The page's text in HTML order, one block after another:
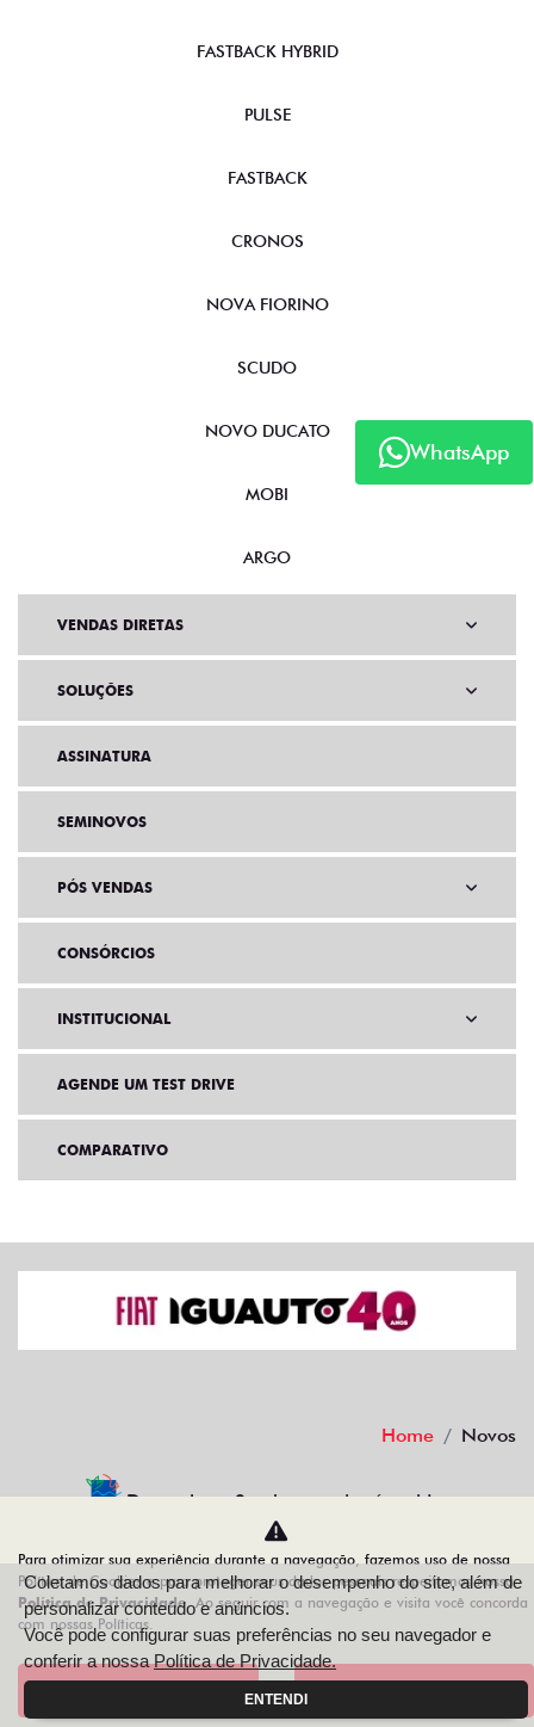
WhatsApp
FASTBACK HYBRID
PULSE
FASTBACK
CRONOS
NOVA FIORINO
SCUDO
NOVO DUCATO
MOBI
ARGO
VENDAS DIRETAS
SOLUÇÕES
ASSINATURA
SEMINOVOS
PÓS VENDAS
CONSÓRCIOS
INSTITUCIONAL
AGENDE UM TEST DRIVE
COMPARATIVO
Home Novos
Desacelere. Seu bem maior é a vida.
IGUAUTO VEICULOS E PEÇAS LTDA
10.498.152/0001-10
Desenvolvido pela DEALERSPACE ® Direitos Reservados.
Para otimizar sua experiência durante a navegação, fazemos uso de nossa
Política de Cookies e para proteger seus dados pessoais respeitamos nossa
Política de Privacidade. Ao seguir com a navegação e visita você concorda
com nossas Políticas.
Coletamos dados para melhorar o desempenho do site, além de
personalizar conteúdo e anúncios.
Você pode configurar suas preferências no seu navegador e
conferir a nossaPolítica de Privacidade.
ENTENDI